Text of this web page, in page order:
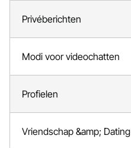
Privéberichten
Modi voor videochatten
Profielen
Vriendschap &amp; Dating